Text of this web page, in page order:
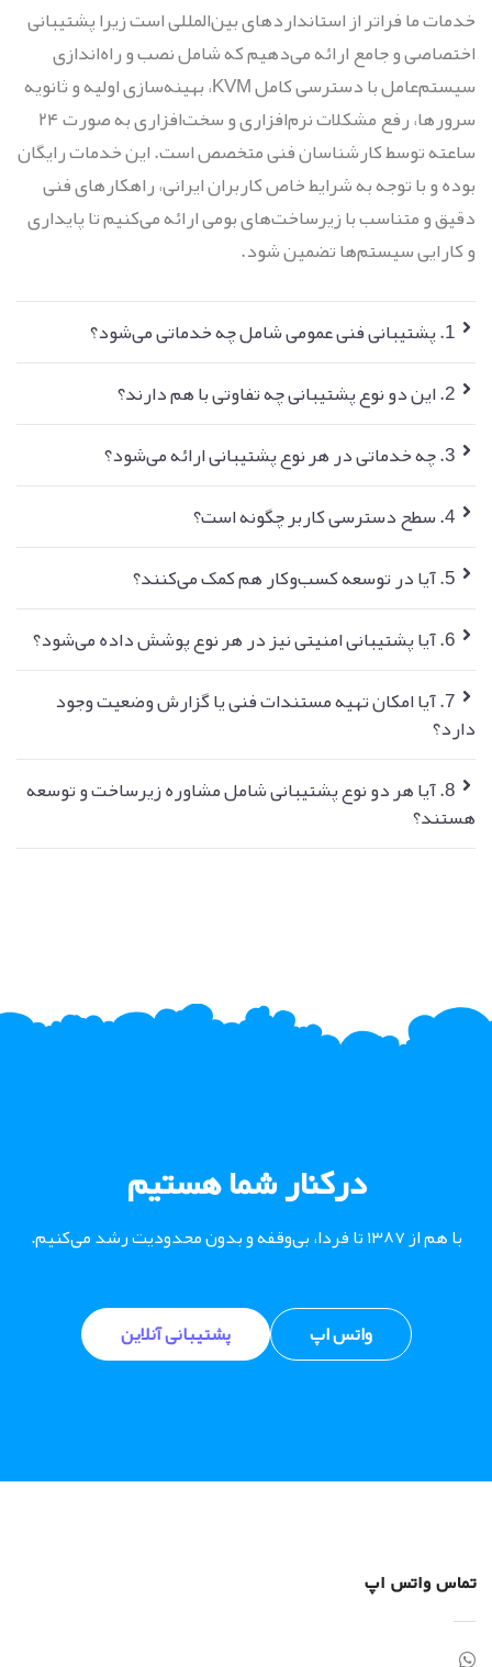
خدمات ما فراتر از استانداردهای بین‌المللی است زیرا پشتیبانی
اختصاصی و جامع ارائه می‌دهیم که شامل نصب و راه‌اندازی
سیستم‌عامل با دسترسی کامل KVM، بهینه‌سازی اولیه و ثانویه
سرورها، رفع مشکلات نرم‌افزاری و سخت‌افزاری به صورت ۲۴
ساعته توسط کارشناسان فنی متخصص است. این خدمات رایگان
بوده و با توجه به شرایط خاص کاربران ایرانی، راهکارهای فنی
دقیق و متناسب با زیرساخت‌های بومی ارائه می‌کنیم تا پایداری
و کارایی سیستم‌ها تضمین شود.
1. پشتیبانی فنی عمومی شامل چه خدماتی می‌شود؟
2. این دو نوع پشتیبانی چه تفاوتی با هم دارند؟
3. چه خدماتی در هر نوع پشتیبانی ارائه می‌شود؟
4. سطح دسترسی کاربر چگونه است؟
5. آیا در توسعه کسب‌وکار هم کمک می‌کنند؟
6. آیا پشتیبانی امنیتی نیز در هر نوع پوشش داده می‌شود؟
7. آیا امکان تهیه مستندات فنی یا گزارش وضعیت وجود
دارد؟
8. آیا هر دو نوع پشتیبانی شامل مشاوره زیرساخت و توسعه
هستند؟
درکنار شما هستیم
با هم از ۱۳۸۷ تا فردا، بی‌وقفه و بدون محدودیت رشد می‌کنیم.
واتس اپ پشتیبانی آنلاین
تماس واتس اپ